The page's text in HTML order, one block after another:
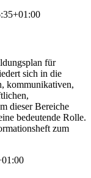
für
sich in die
kommunikativen,
dieser Bereiche
bedeutende Rolle.
zum